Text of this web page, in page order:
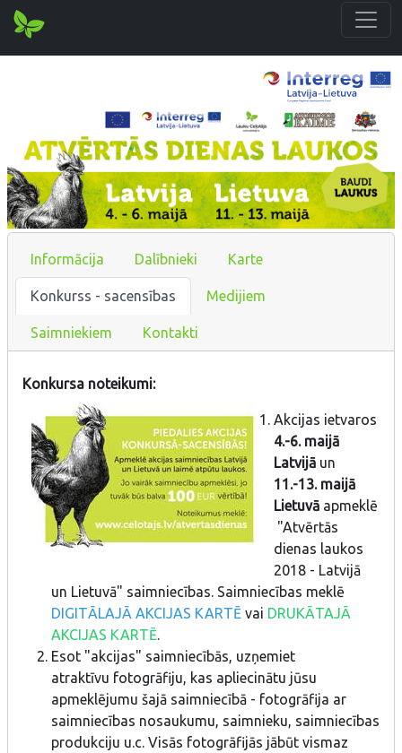
Informācija Dalībnieki Karte
Konkurss - sacensības Medijiem
Saimniekiem Kontakti
Konkursa noteikumi:
Akcijas ietvaros
4.-6. maijā
Latvijā un
11.-13. maijā
Lietuvā apmeklē
"Atvērtās
dienas laukos
2018 - Latvijā
un Lietuvā" saimniecības. Saimniecības meklē
DIGITĀLAJĀ AKCIJAS KARTĒ vai DRUKĀTAJĀ
AKCIJAS KARTĒ.
Esot "akcijas" saimniecībās, uzņemiet
atraktīvu fotogrāfiju, kas apliecinātu jūsu
apmeklējumu šajā saimniecībā - fotogrāfija ar
saimniecības nosaukumu, saimnieku, saimniecības
produkciju u.c. Visās fotogrāfijās jābūt vismaz